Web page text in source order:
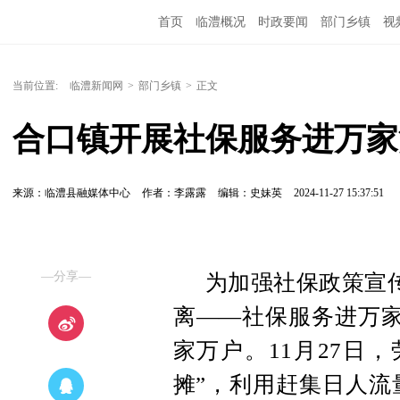
首页 临澧概况 时政要闻 部门乡镇 视
当前位置: 临澧新闻网 > 部门乡镇 > 正文
合口镇开展社保服务进万
来源：临澧县融媒体中心 作者：李露露 编辑：史妹英 2024-11-27 15:37:51
—分享—
为加强社保政策宣
离——社保服务进万
家万户。11月27日
摊”，利用赶集日人